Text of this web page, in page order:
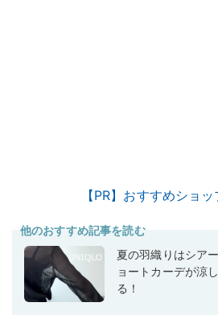
【PR】おすすめショ
他のおすすめ記事を読む
夏の羽織りはシア
ョートカーデが涼
る！